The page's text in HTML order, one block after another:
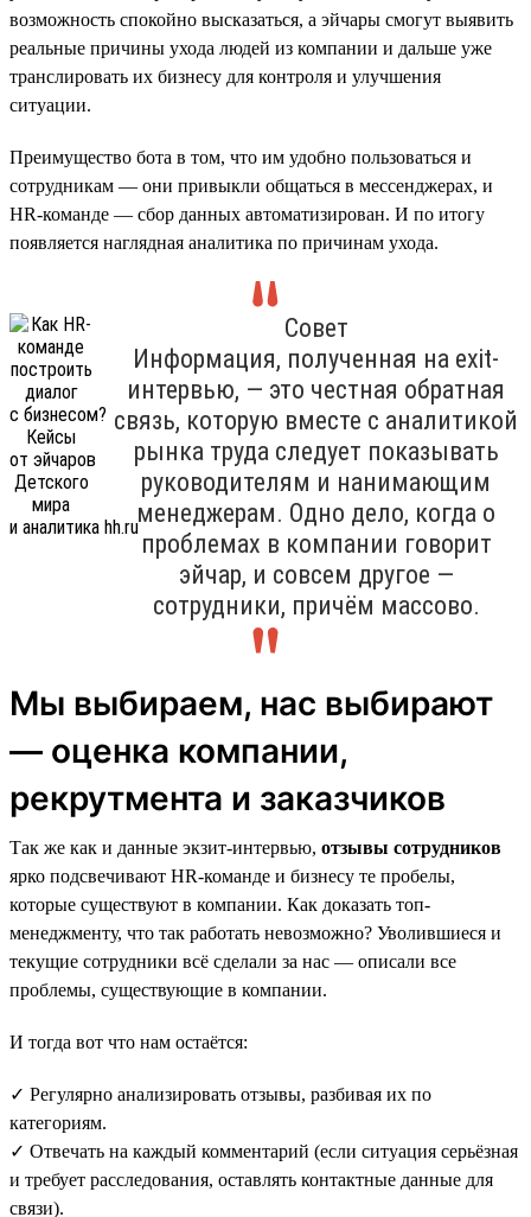
возможность спокойно высказаться, а эйчары смогут выявить
реальные причины ухода людей из компании и дальше уже
транслировать их бизнесу для контроля и улучшения
ситуации.
Преимущество бота в том, что им удобно пользоваться и
сотрудникам — они привыкли общаться в мессенджерах, и
HR-команде — сбор данных автоматизирован. И по итогу
появляется наглядная аналитика по причинам ухода.
Совет
Информация, полученная на exit-
интервью, — это честная обратная
связь, которую вместе с аналитикой
рынка труда следует показывать
руководителям и нанимающим
менеджерам. Одно дело, когда о
проблемах в компании говорит
эйчар, и совсем другое —
сотрудники, причём массово.
Мы выбираем, нас выбирают
— оценка компании,
рекрутмента и заказчиков
Так же как и данные экзит-интервью, отзывы сотрудников
ярко подсвечивают HR-команде и бизнесу те пробелы,
которые существуют в компании. Как доказать топ-
менеджменту, что так работать невозможно? Уволившиеся и
текущие сотрудники всё сделали за нас — описали все
проблемы, существующие в компании.
И тогда вот что нам остаётся:
✓ Регулярно анализировать отзывы, разбивая их по
категориям.
✓ Отвечать на каждый комментарий (если ситуация серьёзная
и требует расследования, оставлять контактные данные для
связи).